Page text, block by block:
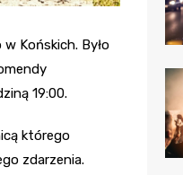
Końskich. Było
19:00.
którego
zdarzenia.